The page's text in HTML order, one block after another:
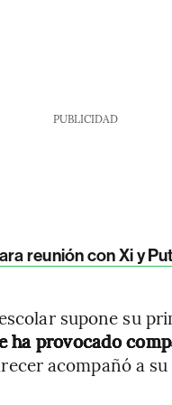
PUBLICIDAD
reunión con Xi y
supone su
ha provocado
acompañó a